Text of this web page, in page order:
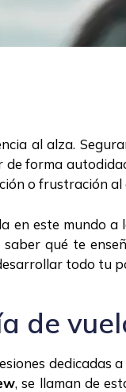
al alza.
de forma
o frustración
en este mundo a
saber qué te
todo tu
de
dedicadas
, se llaman de